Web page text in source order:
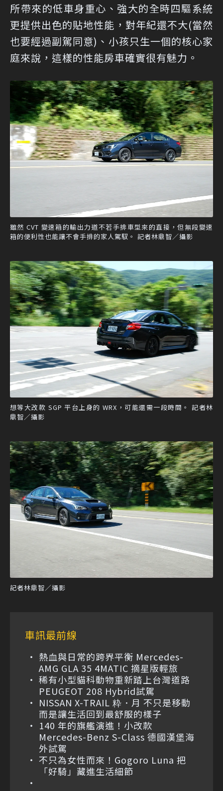
所帶來的低車身重心、強大的全時四驅系統
更提供出色的貼地性能，對年紀還不大(當然
也要經過副駕同意)、小孩只生一個的核心家
庭來說，這樣的性能房車確實很有魅力。
雖然 CVT 變速箱的輸出力道不若手排車型來的直接，但無段變速
箱的便利性也能讓不會手排的家人駕馭。 記者林鼎智／攝影
想等大改款 SGP 平台上身的 WRX，可能還需一段時間。 記者林
鼎智／攝影
記者林鼎智／攝影
車訊最前線
熱血與日常的跨界平衡 Mercedes-
AMG GLA 35 4MATIC 摘星版輕旅
稀有小型貓科動物重新踏上台灣道路
PEUGEOT 208 Hybrid試駕
NISSAN X-TRAIL 粋．月 不只是移動
而是讓生活回到最舒服的樣子
140 年的旗艦演進！小改款
Mercedes-Benz S-Class 德國漢堡海
外試駕
不只為女性而來！Gogoro Luna 把
「好騎」藏進生活細節